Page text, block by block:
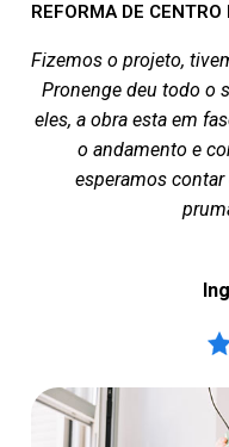
REFORMA DE CENTRO
Fizemos o projeto,
Pronenge deu todo o
eles, a obra esta em
o andamento e
esperamos